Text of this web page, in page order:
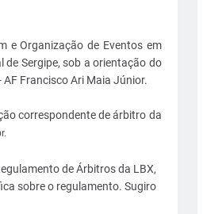
e Organização de Eventos em
de Sergipe, sob a orientação do
Francisco Ari Maia Júnior.
correspondente de árbitro da
de Árbitros da LBX,
sobre o regulamento. Sugiro